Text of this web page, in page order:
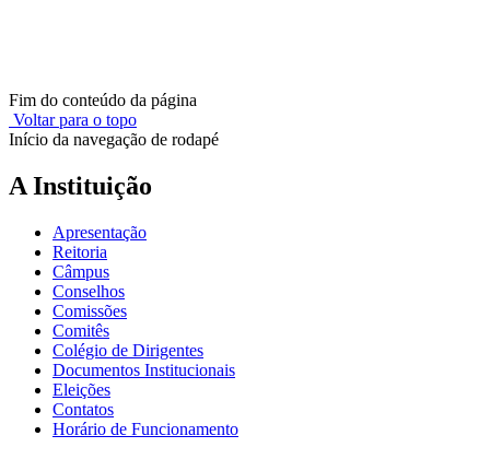
Fim do conteúdo da página
Voltar para o topo
Início da navegação de rodapé
A Instituição
Apresentação
Reitoria
Câmpus
Conselhos
Comissões
Comitês
Colégio de Dirigentes
Documentos Institucionais
Eleições
Contatos
Horário de Funcionamento